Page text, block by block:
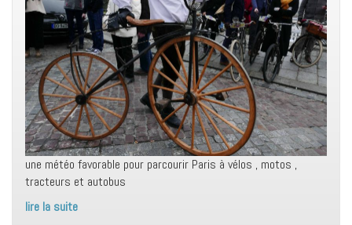
une météo favorable pour parcourir Paris à vélos , motos ,
tracteurs et autobus
lire la suite